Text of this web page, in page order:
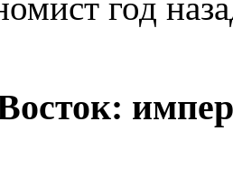
год